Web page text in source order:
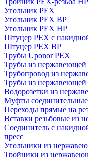
Угольник PEX
Угольник PEX ВР
Угольник PEX НР
Штуцер PEX c
Штуцер PEX ВР
Трубы Uponor PEX
Трубы из
Трубопровод из
Трубы из нержавеющей
Водорозетки из
Муфты
Переходы прямые на
Вставки резьбовые из
Соединитель с
пресс
Угольники из
Тройники из